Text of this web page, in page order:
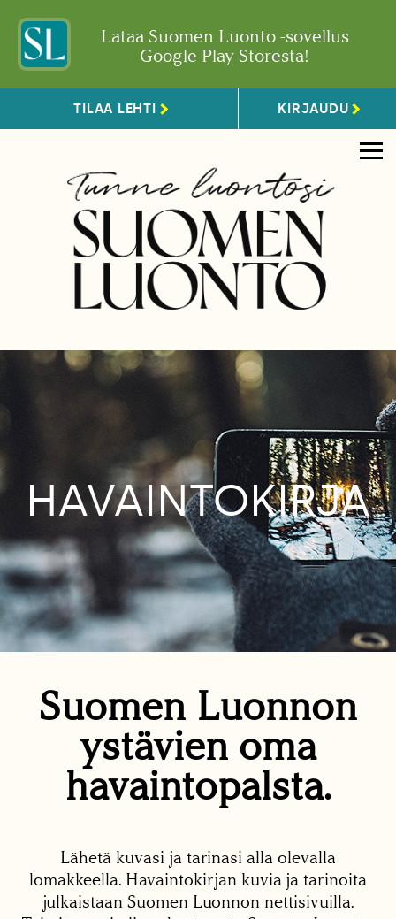
Lataa Suomen Luonto -sovellus
Google Play Storesta!
TILAA LEHTI KIRJAUDU
HAVAINTOKIRJA
Suomen Luonnon
ystävien oma
havaintopalsta.
Lähetä kuvasi ja tarinasi alla olevalla
lomakkeella. Havaintokirjan kuvia ja tarinoita
julkaistaan Suomen Luonnon nettisivuilla.